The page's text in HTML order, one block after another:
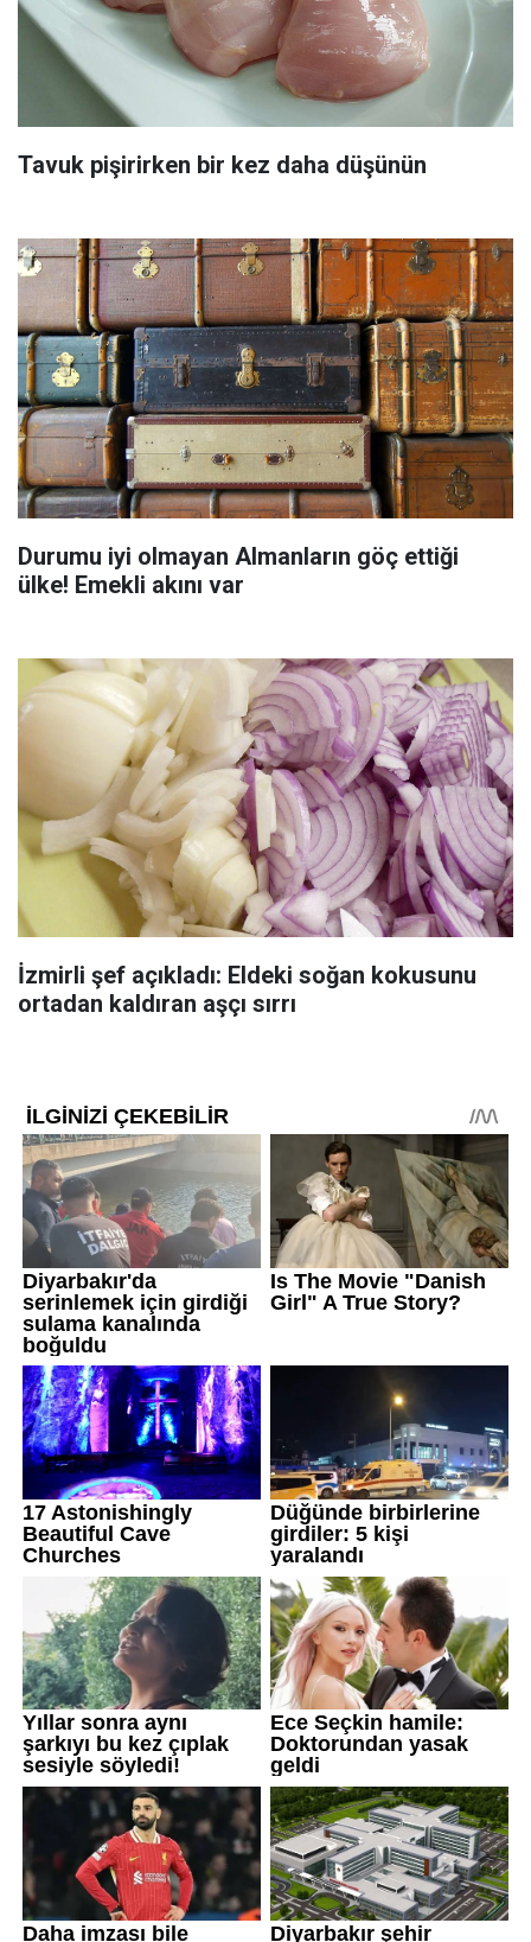
Tavuk pişirirken bir kez daha düşünün
Durumu iyi olmayan Almanların göç ettiği
ülke! Emekli akını var
İzmirli şef açıkladı: Eldeki soğan kokusunu
ortadan kaldıran aşçı sırrı